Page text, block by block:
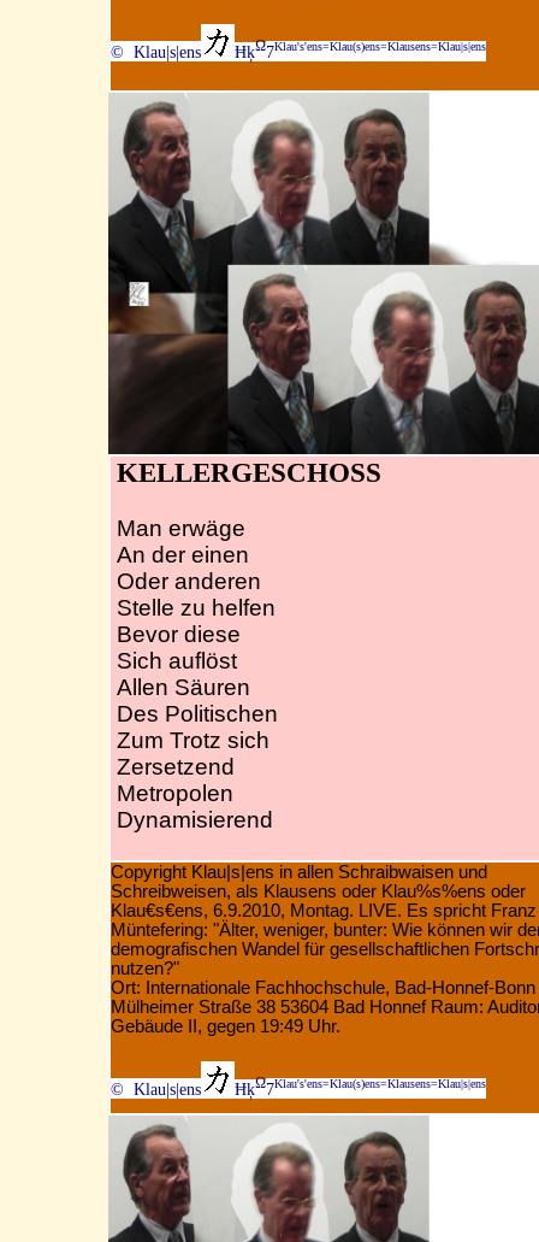
© Klau|s|ens ĦķΩ7Klau's'ens=Klau(s)ens=Klausens=Klau|s|ens
KELLERGESCHOSS
Man erwäge
An der einen
Oder anderen
Stelle zu helfen
Bevor diese
Sich auflöst
Allen Säuren
Des Politischen
Zum Trotz sich
Zersetzend
Metropolen
Dynamisierend
Copyright Klau|s|ens in allen Schraibwaisen und
Schreibweisen, als Klausens oder Klau%s%ens oder
Klau€s€ens, 6.9.2010, Montag. LIVE. Es spricht Franz
Müntefering: "Älter, weniger, bunter: Wie können wir
demografischen Wandel für gesellschaftlichen
nutzen?"
Ort: Internationale Fachhochschule, Bad-Honnef-Bonn
Mülheimer Straße 38 53604 Bad Honnef Raum:
Gebäude II, gegen 19:49 Uhr.
© Klau|s|ens ĦķΩ7Klau's'ens=Klau(s)ens=Klausens=Klau|s|ens